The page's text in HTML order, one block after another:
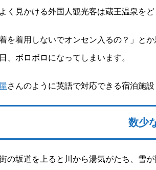
く見かける外国人観光客は蔵王温泉を
着を着用しないでオンセン入るの？」と
、ボロボロになってしまいます。
さんのように英語で対応できる宿泊施
数少
の坂道を上ると川から湯気がたち、雪